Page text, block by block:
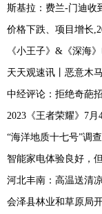
斯基拉：费兰-门迪收
价格下跌、项目增长
《小王子》&《深海
中经评论：拒绝奇葩
2023《王者荣耀》7
“海洋地质十七号”调
智能家电体验良好，
河北丰南：高温送清
会泽县林业和草原局